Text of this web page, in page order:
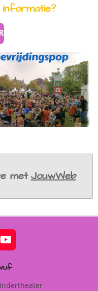
met JouwWeb
Y
O
U
T
U